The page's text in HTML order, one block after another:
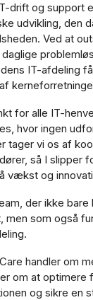
drift og support
udvikling, den
Ved at
IT-afdeling
for alle IT-
hvor ingen
tager vi os af
så I slipper
vækst og
der ikke bare
men som også
handler om
om at optimere
og sikre en